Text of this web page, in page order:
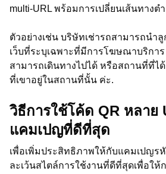
multi-URL พร้อมการเปลี่ยนเส้นทางต
ตัวอย่างเช่น บริษัทเช่ารถสามารถนำ
เว็บที่ระบุเฉพาะที่มีการโฆษณาบริกา
สามารถเดินทางไปได้ หรือสถานที่ที่
ที่เขาอยู่ในสถานที่นั้น ค่ะ.
วิธีการใช้โค้ด QR หลาย
แคมเปญที่ดีที่สุด
เพื่อเพิ่มประสิทธิภาพให้กับแคมเปญร
ละเว้นสไตล์การใช้งานที่ดีที่สุดเพื่อให้